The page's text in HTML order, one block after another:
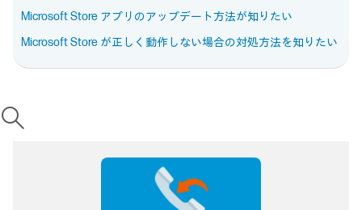
Microsoft Store アプリのアップデート方法が知りたい
Microsoft Store が正しく動作しない場合の対処方法を知りたい